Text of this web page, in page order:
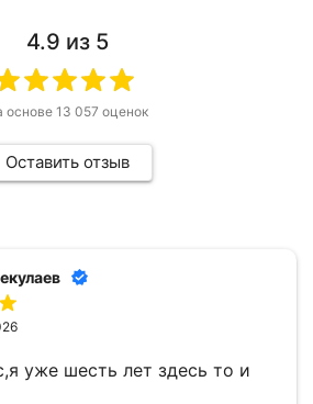
4.9 из 5
основе13 057 оценок
Оставить отзыв
уже шесть лет здесь то и